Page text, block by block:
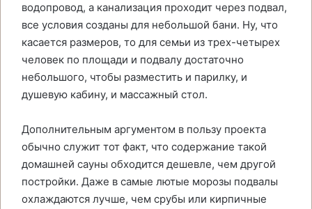
водопровод, а канализация проходит через подвал,
все условия созданы для небольшой бани. Ну, что
касается размеров, то для семьи из трех-четырех
человек по площади и подвалу достаточно
небольшого, чтобы разместить и парилку, и
душевую кабину, и массажный стол.
Дополнительным аргументом в пользу проекта
обычно служит тот факт, что содержание такой
домашней сауны обходится дешевле, чем другой
постройки. Даже в самые лютые морозы подвалы
охлаждаются лучше, чем срубы или кирпичные